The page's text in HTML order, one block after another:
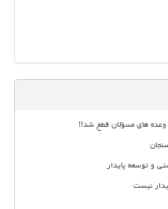
وعده های مسؤلان قطع شد!!
و توسعه پایدار
نیست